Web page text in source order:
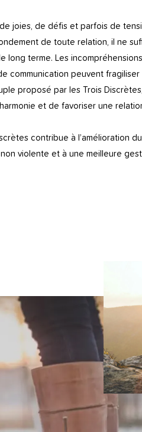
joies, de défis et parfois de
de toute relation, il ne
long terme. Les
communication peuvent fragiliser
proposé par les Trois
et de favoriser une
contribue à l’amélioration
non violente et à une meilleure